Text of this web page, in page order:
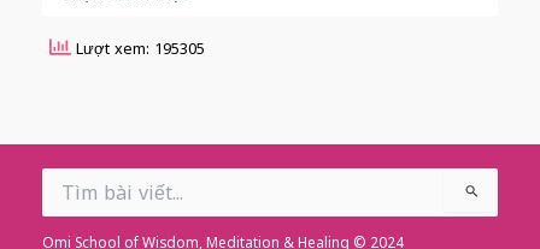
Lượt xem: 195305
Search
for:
Omi School of Wisdom, Meditation & Healing © 2024